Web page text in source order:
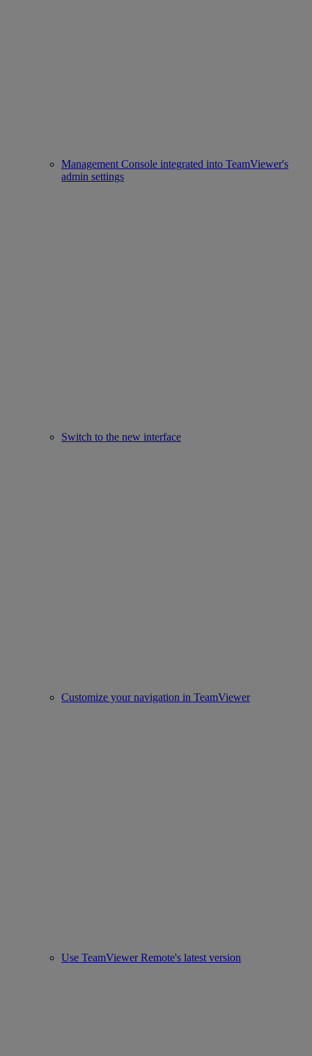
Management Console integrated into TeamViewer's
admin settings
Switch to the new interface
Customize your navigation in TeamViewer
Use TeamViewer Remote's latest version